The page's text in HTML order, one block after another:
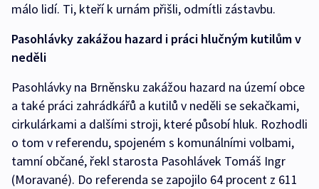
málo lidí. Ti, kteří k urnám přišli, odmítli zástavbu.
Pasohlávky zakážou hazard i práci hlučným kutilům v
neděli
Pasohlávky na Brněnsku zakážou hazard na území obce
a také práci zahrádkářů a kutilů v neděli se sekačkami,
cirkulárkami a dalšími stroji, které působí hluk. Rozhodli
o tom v referendu, spojeném s komunálními volbami,
tamní občané, řekl starosta Pasohlávek Tomáš Ingr
(Moravané). Do referenda se zapojilo 64 procent z 611